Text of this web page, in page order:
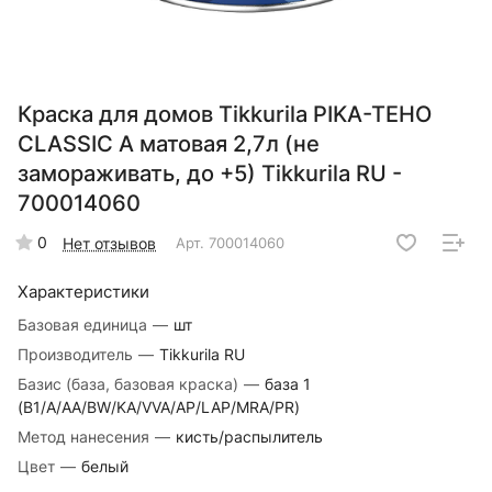
Краска для домов Tikkurila PIKA-TEHO
CLASSIC A матовая 2,7л (не
замораживать, до +5) Tikkurila RU -
700014060
0 Нет отзывов Арт. 700014060
Характеристики
Базовая единица — шт
Производитель — Tikkurila RU
Базис (база, базовая краска) — база 1
(B1/A/AA/BW/KA/VVA/AP/LAP/MRA/PR)
Метод нанесения — кисть/распылитель
Цвет — белый